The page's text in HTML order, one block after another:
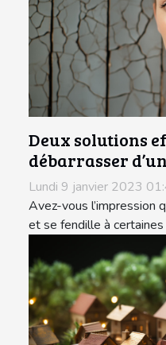
Deux solutions
débarrasser
Lundi 9 janvier 2023
Avez-vous l’impression
et se fendille à certaines